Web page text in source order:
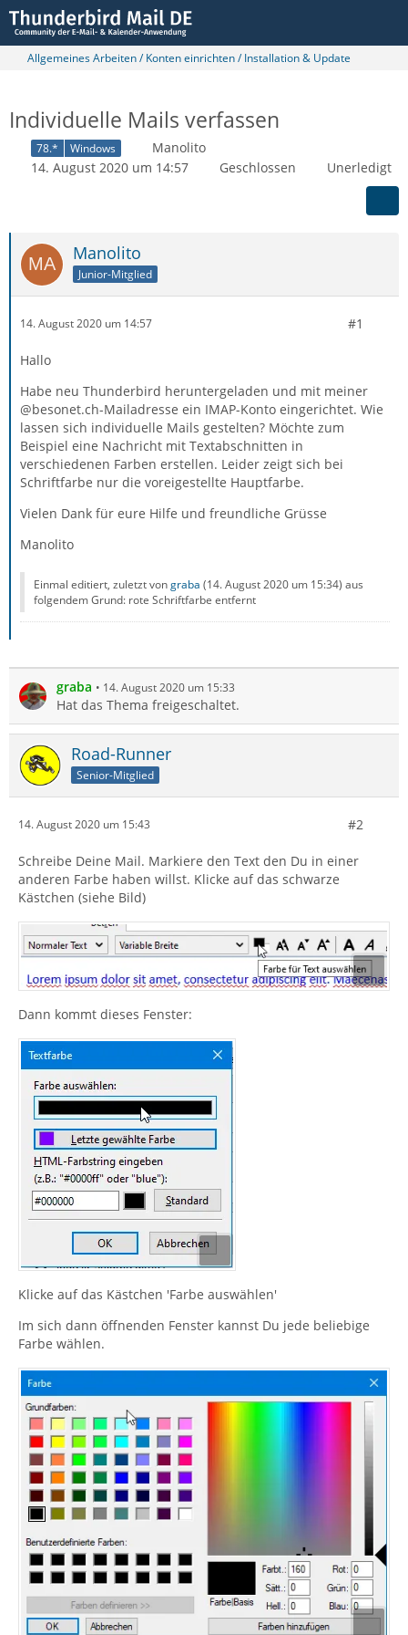
Allgemeines Arbeiten / Konten einrichten / Installation & Update
Individuelle Mails verfassen
78.* Windows
Manolito
14. August 2020 um 14:57
Geschlossen Unerledigt
Manolito
Junior-Mitglied
14. August 2020 um 14:57 #1
Hallo
Habe neu Thunderbird heruntergeladen und mit meiner
@besonet.ch-Mailadresse ein IMAP-Konto eingerichtet. Wie
lassen sich individuelle Mails gestelten? Möchte zum
Beispiel eine Nachricht mit Textabschnitten in
verschiedenen Farben erstellen. Leider zeigt sich bei
Schriftfarbe nur die voreigestellte Hauptfarbe.
Vielen Dank für eure Hilfe und freundliche Grüsse
Manolito
Einmal editiert, zuletzt vongraba (14. August 2020 um 15:34) aus
folgendem Grund: rote Schriftfarbe entfernt
graba 14. August 2020 um 15:33
Hat das Thema freigeschaltet.
Road-Runner
Senior-Mitglied
14. August 2020 um 15:43 #2
Schreibe Deine Mail. Markiere den Text den Du in einer
anderen Farbe haben willst. Klicke auf das schwarze
Kästchen (siehe Bild)
Dann kommt dieses Fenster:
Klicke auf das Kästchen 'Farbe auswählen'
Im sich dann öffnenden Fenster kannst Du jede beliebige
Farbe wählen.